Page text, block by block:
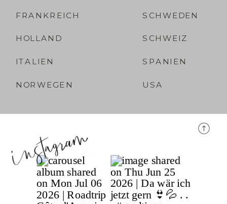
SPANIEN
SCHWEIZ
SCHWEDEN
NORWEGEN
ITALIEN
HOLLAND
FRANKREICH
USA